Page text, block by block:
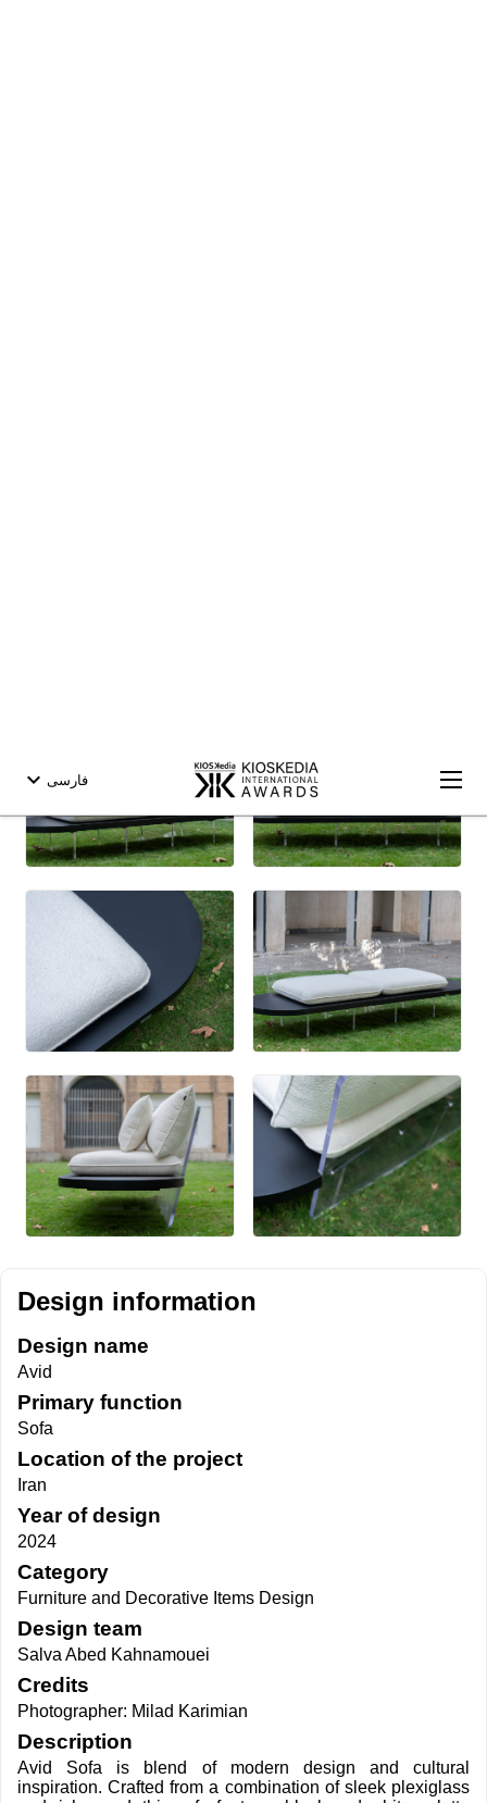
Design name
Primary function
Sofa
Location of the project
Iran
Year of design
2024
Category
Furniture and Decorative Items Design
Design team
Salva Abed Kahnamouei
Credits
Photographer: Milad Karimian
Description
Avid Sofa is blend of modern design and cultural
inspiration. Crafted from a combination of sleek plexiglass
and rich wood, this sofa features black and white palette
that adds a bold statement to any space. Its form is
beautifully inspired by curves of Iranian traditional arcs.